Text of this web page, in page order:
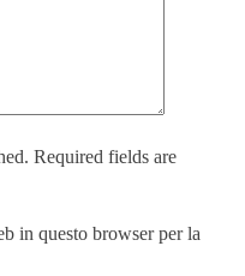
Required fields are
in questo browser per la